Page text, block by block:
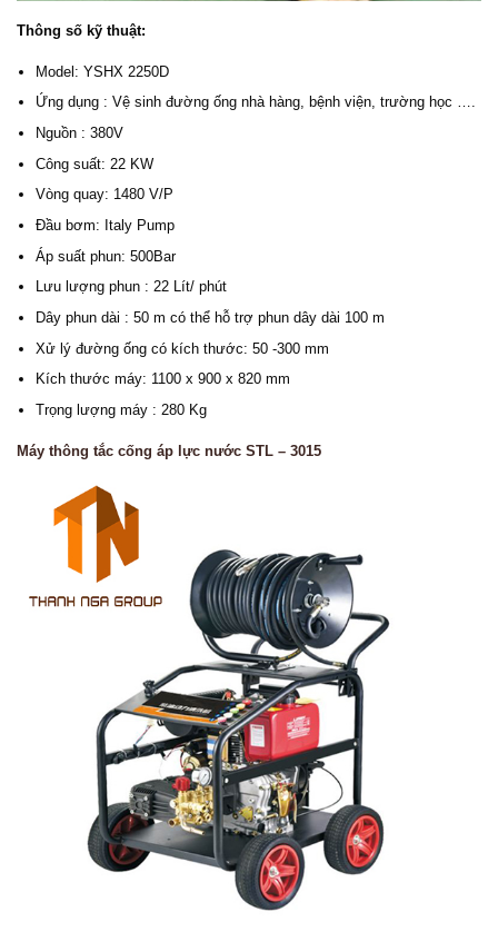
Thông số kỹ thuật:
Model: YSHX 2250D
Ứng dụng : Vệ sinh đường ống nhà hàng, bệnh viện, trường học ….
Nguồn : 380V
Công suất: 22 KW
Vòng quay: 1480 V/P
Đầu bơm: Italy Pump
Áp suất phun: 500Bar
Lưu lượng phun : 22 Lít/ phút
Dây phun dài : 50 m có thể hỗ trợ phun dây dài 100 m
Xử lý đường ống có kích thước: 50 -300 mm
Kích thước máy: 1100 x 900 x 820 mm
Trọng lượng máy : 280 Kg
Máy thông tắc cống áp lực nước STL – 3015